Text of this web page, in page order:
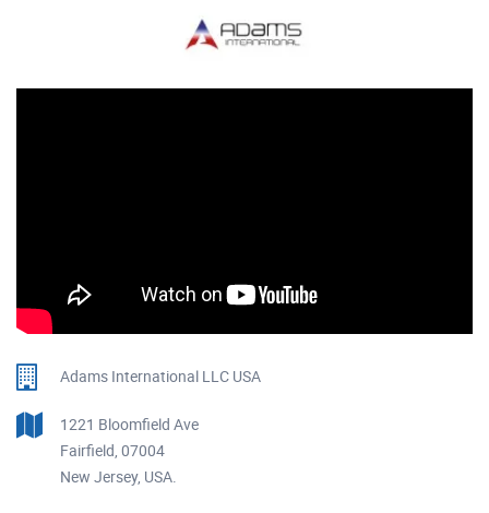
Adams International LLC USA
1221 Bloomfield Ave
Fairfield, 07004
New Jersey, USA.